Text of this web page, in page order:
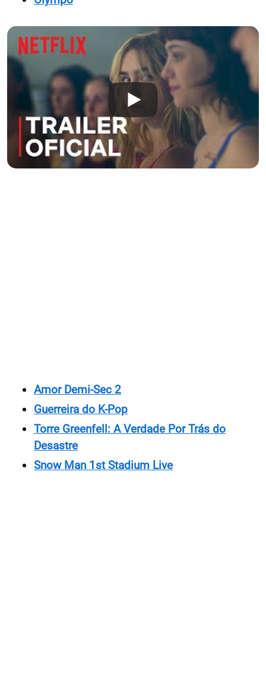
Amor Demi-Sec 2
Guerreira do K-Pop
Torre Greenfell: A Verdade Por Trás do
Desastre
Snow Man 1st Stadium Live